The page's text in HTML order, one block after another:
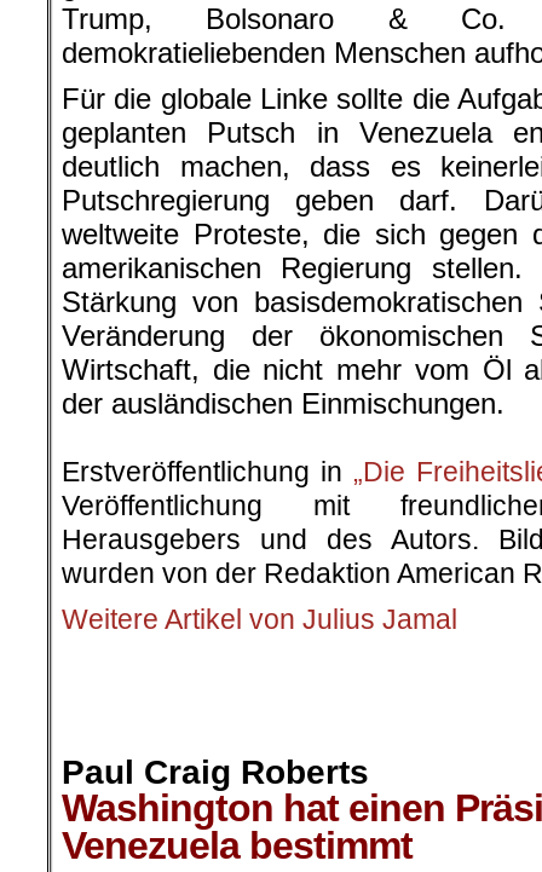
Trump, Bolsonaro & Co.
demokratieliebenden Menschen
Für die globale Linke sollte die
geplanten Putsch in Venezuela
deutlich machen, dass es
Putschregierung geben darf.
weltweite Proteste, die sich gegen
amerikanischen Regierung
Stärkung von
Veränderung der
Wirtschaft, die nicht mehr vom Öl
der ausländischen Einmischungen.
Erstveröffentlichung in „Die
Veröffentlichung mit
Herausgebers und des Autors.
wurden von der Redaktion American
Weitere Artikel von Julius Jamal
Paul Craig Roberts
Washington hat einen
Venezuela bestimmt